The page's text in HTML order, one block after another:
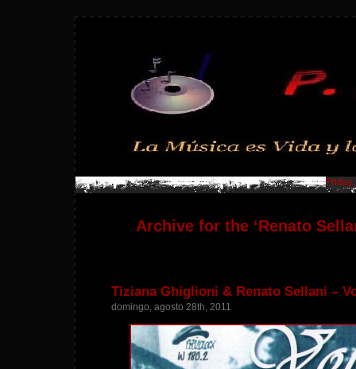
Archive for the ‘Renato
Tiziana Ghiglioni & Renato Sellani –
domingo, agosto 28th, 2011